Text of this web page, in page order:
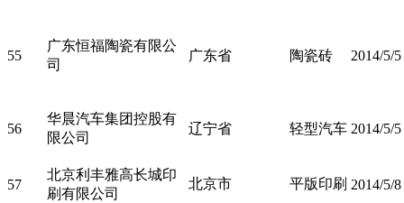
55
广东恒福陶瓷有限公
司
广东省 陶瓷砖 2014/5/5
56
华晨汽车集团控股有
限公司
辽宁省 轻型汽车 2014/5/5
57
北京利丰雅高长城印
刷有限公司
北京市 平版印刷 2014/5/8